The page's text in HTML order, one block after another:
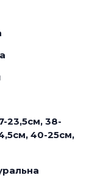
23,5см, 38-
40-25см,